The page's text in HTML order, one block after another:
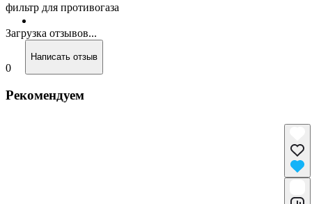
фильтр для противогаза
Загрузка отзывов...
0
Написать отзыв
Рекомендуем